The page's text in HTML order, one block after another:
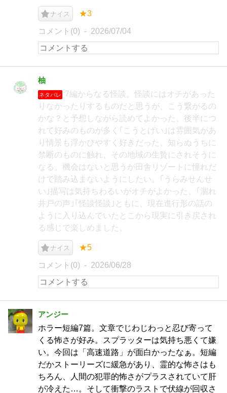
ナイス ★3
コメント(0) 2026/07/04
柚
ネタバレ
7編からなる怪談。怪談にはオチがあった
りなかったりするものだと思うが、こう繋がるの
かな？と予想しながら読めてよかった。後半につ
れて好みのものが多く｢こうとげい｣は雰囲気があ
り情景も浮かびやすく好きだった。知らぬうちに
禁断のものに触れ、その地域の生贄にされそうに
なる。機会はないと思うが田舎リゾートに憧れだ
けで踏み込まないようにしたい。｢うらみせんせ
い｣描写は気持ちわるいがオチがよかった。｢涸れ
井戸の声｣｢怪談怪談｣ともに、現在進行形の話の
ように入り込んでいたとこから現実に引き戻され
る感じで楽しめました。
ナイス ★5
コメント(0) 2026/06/28
アンジー
ホラー短編7篇。文章でじわじわっと忍び寄って
くる怖さが好み。スプラッターは気持ち悪くて嫌
い。今回は「高速道路」が面白かったなぁ。短編
だかストーリーズに緩急があり、霊的な怖さはも
ちろん、人間の犯罪的怖さがプラスされていて肝
が冷えた…。そして衝撃のラストで伏線が回収さ